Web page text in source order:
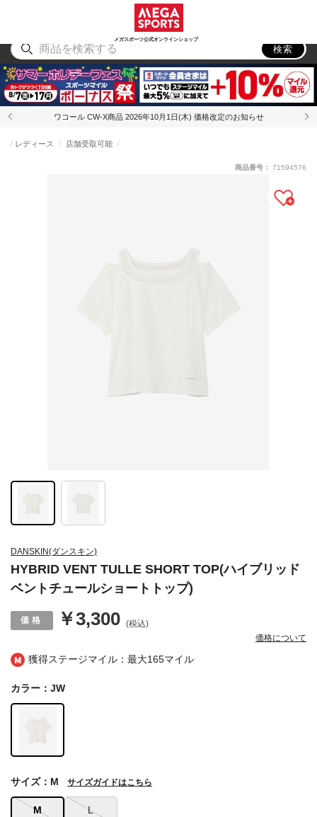
メガスポーツ公式オンラインショップ
アウトドア
検索
ワコール CW-X商品 2026年10月1日(木) 価格改定のお知らせ
獲得ステージマイル：最大165マイル
DANSKIN(ダンスキン)
HYBRID VENT TULLE SHORT TOP(ハイブリッド
ベントチュールショートトップ)
レディース 店舗受取可能
￥3,300 (税込)
価格について
商品番号： 71594576
カラー：JW
M L
サイズ：M サイズガイドはこちら